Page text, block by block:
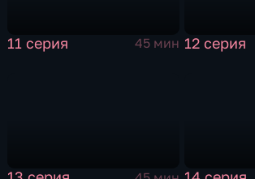
11 серия 45 мин 12 серия